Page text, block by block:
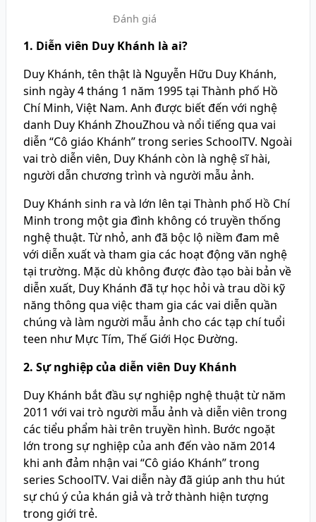
Đánh giá
1. Diễn viên Duy Khánh là ai?
Duy Khánh, tên thật là Nguyễn Hữu Duy Khánh,
sinh ngày 4 tháng 1 năm 1995 tại Thành phố Hồ
Chí Minh, Việt Nam. Anh được biết đến với nghệ
danh Duy Khánh ZhouZhou và nổi tiếng qua vai
diễn “Cô giáo Khánh” trong series SchoolTV. Ngoài
vai trò diễn viên, Duy Khánh còn là nghệ sĩ hài,
người dẫn chương trình và người mẫu ảnh.
Duy Khánh sinh ra và lớn lên tại Thành phố Hồ Chí
Minh trong một gia đình không có truyền thống
nghệ thuật. Từ nhỏ, anh đã bộc lộ niềm đam mê
với diễn xuất và tham gia các hoạt động văn nghệ
tại trường. Mặc dù không được đào tạo bài bản về
diễn xuất, Duy Khánh đã tự học hỏi và trau dồi kỹ
năng thông qua việc tham gia các vai diễn quần
chúng và làm người mẫu ảnh cho các tạp chí tuổi
teen như Mực Tím, Thế Giới Học Đường.
2. Sự nghiệp của diễn viên Duy Khánh
Duy Khánh bắt đầu sự nghiệp nghệ thuật từ năm
2011 với vai trò người mẫu ảnh và diễn viên trong
các tiểu phẩm hài trên truyền hình. Bước ngoặt
lớn trong sự nghiệp của anh đến vào năm 2014
khi anh đảm nhận vai “Cô giáo Khánh” trong
series SchoolTV. Vai diễn này đã giúp anh thu hút
sự chú ý của khán giả và trở thành hiện tượng
trong giới trẻ.